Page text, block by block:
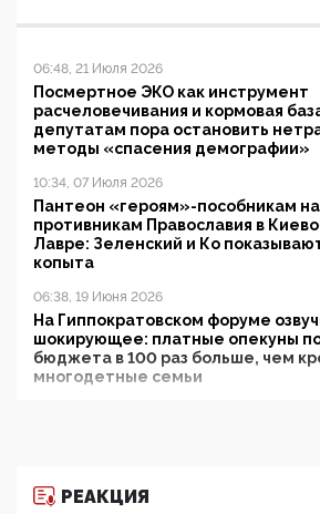
06:48, 21 Июля 2026
Посмертное ЭКО как инструмент
расчеловечивания и кормовая
депутатам пора остановить
методы «спасения демографии»
10:34, 07 Июля 2026
Пантеон «героям»-пособникам
противникам Православия в
Лавре: Зеленский и Ко
копыта
06:38, 19 Июня 2026
На Гиппократовском форуме
шокирующее: платные опекуны
бюджета в 100 раз больше, чем
многодетные семьи
11:53, 09 Июня 2026
РЕАКЦИЯ